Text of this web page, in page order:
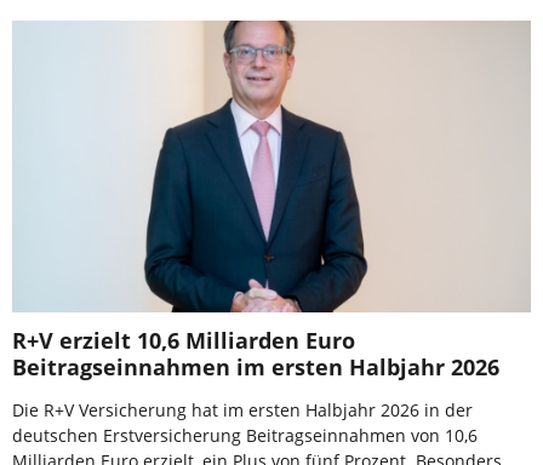
R+V erzielt 10,6 Milliarden Euro
Beitragseinnahmen im ersten Halbjahr 2026
Die R+V Versicherung hat im ersten Halbjahr 2026 in der
deutschen Erstversicherung Beitragseinnahmen von 10,6